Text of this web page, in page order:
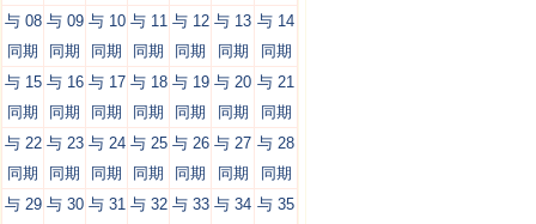
与 08
同期
与 09
同期
与 10
同期
与 11
同期
与 12
同期
与 13
同期
与 14
同期
与 15
同期
与 16
同期
与 17
同期
与 18
同期
与 19
同期
与 20
同期
与 21
同期
与 22
同期
与 23
同期
与 24
同期
与 25
同期
与 26
同期
与 27
同期
与 28
同期
与 29 与 30 与 31 与 32 与 33 与 34 与 35